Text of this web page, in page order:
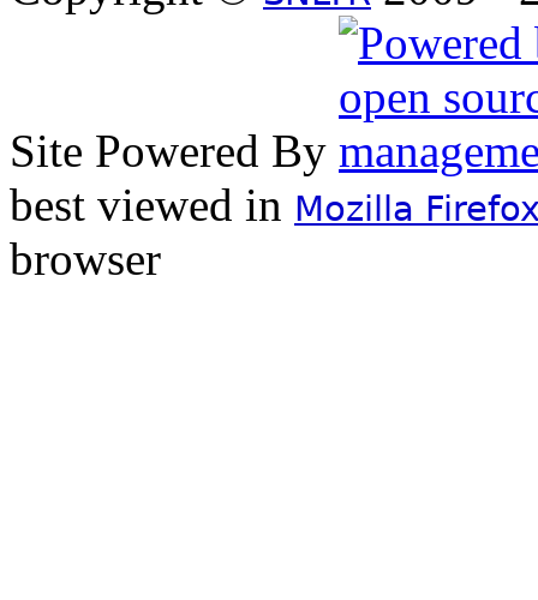
Site Powered By
best viewed in Mozilla
browser